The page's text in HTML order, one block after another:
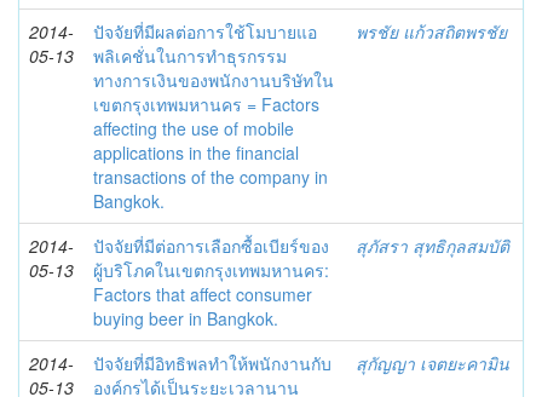
2014-
05-13
ปัจจัยที่มีผลต่อการใช้โมบายแอ
พลิเคชั่นในการทำธุรกรรม
ทางการเงินของพนักงานบริษัทใน
เขตกรุงเทพมหานคร = Factors
affecting the use of mobile
applications in the financial
transactions of the company in
Bangkok.
พรชัย แก้วสถิตพรชัย
2014-
05-13
ปัจจัยที่มีต่อการเลือกซื้อเบียร์ของ
ผู้บริโภคในเขตกรุงเทพมหานคร:
Factors that affect consumer
buying beer in Bangkok.
สุภัสรา สุทธิกุลสมบัติ
2014-
05-13
ปัจจัยที่มีอิทธิพลทำให้พนักงานกับ
องค์กรได้เป็นระยะเวลานาน
สุกัญญา เจตยะคามิน